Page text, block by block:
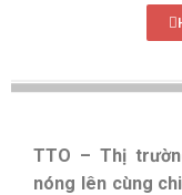
TTO – Thị
nóng lên cùng